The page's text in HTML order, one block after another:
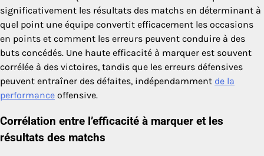
significativement les résultats des matchs en déterminant à
quel point une équipe convertit efficacement les occasions
en points et comment les erreurs peuvent conduire à des
buts concédés. Une haute efficacité à marquer est souvent
corrélée à des victoires, tandis que les erreurs défensives
peuvent entraîner des défaites, indépendamment de la
performance offensive.
Corrélation entre l’efficacité à marquer et les
résultats des matchs